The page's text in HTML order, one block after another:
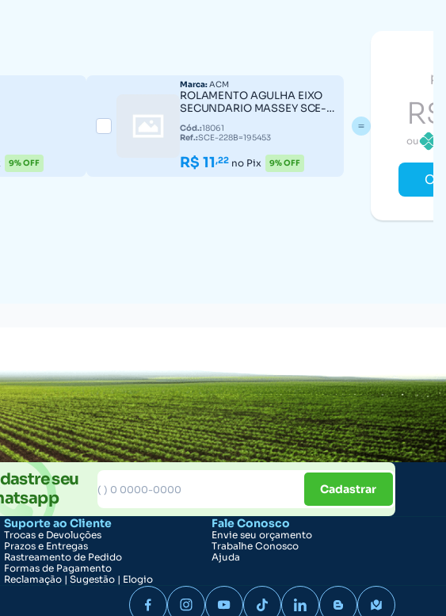
9% OFF
Marca:ACM
ROLAMENTO AGULHA EIXO
SECUNDARIO MASSEY SCE-
228B=195453
Cód.:18061
Ref.:SCE-228B=195453
R$ 11 ,22 no Pix 9% OFF
ou
seu
Cadastrar
Suporte ao Cliente
Trocas e Devoluções
Prazos e Entregas
Rastreamento de Pedido
Formas de Pagamento
Reclamação | Sugestão | Elogio
Fale Conosco
Envie seu orçamento
Trabalhe Conosco
Ajuda